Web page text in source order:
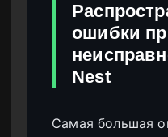
ошибки
Nest
Самая большая